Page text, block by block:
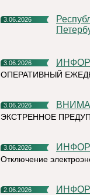
3.06.2026
Республика Коми представит свой потенциал на XXIX
3.06.2026
ОПЕРАТИВНЫЙ
3.06.2026
ЭКСТРЕННОЕ
3.06.2026
Отключение
2.06.2026